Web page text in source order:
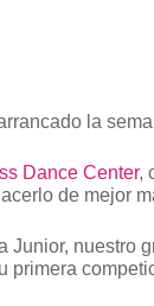
la
Dance Center,
de mejor
Junior, nuestro
primera